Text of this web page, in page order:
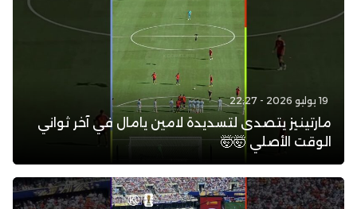
19 يوليو 2026 - 22:27
مارتينيز يتصدى لتسديدة لامين يامال في آخر ثواني
الوقت الأصلي 🤯🤯